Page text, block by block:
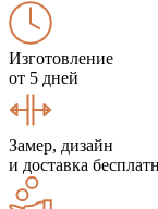
Изготовление
от 5 дней
Замер, дизайн
и доставка